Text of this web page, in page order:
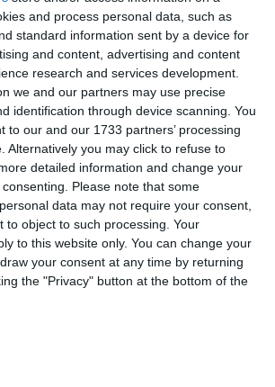
and process personal data, such as
standard information sent by a device for
and content, advertising and content
research and services development.
we and our partners may use precise
identification through device scanning. You
to our and our 1733 partners’ processing
Alternatively you may click to refuse to
detailed information and change your
Please note that some
data may not require your consent,
to object to such processing. Your
to this website only. You can change your
your consent at any time by returning
the "Privacy" button at the bottom of the
Domnului este un moment al speranței,
interioare.
zile să vă aducă liniște, căldură și
dragi! ”, a transmis Cătălin Predoiu.
Interne, Cătălin Predoiu, la Consiliul
de eliminare a controalelor la